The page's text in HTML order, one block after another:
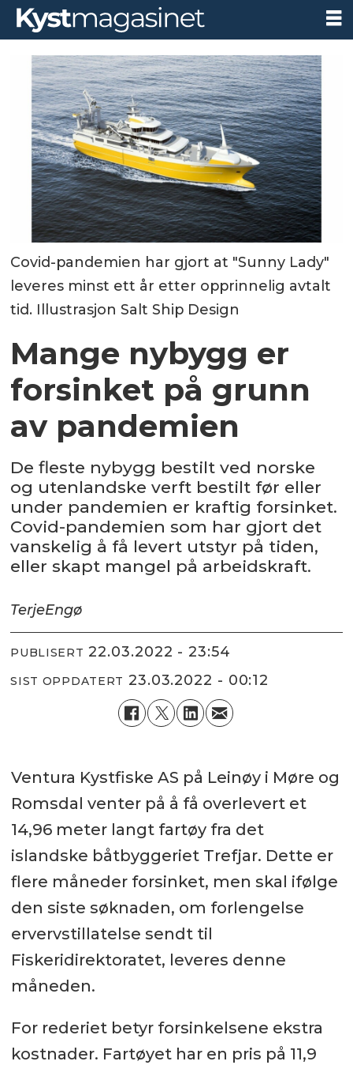
Covid-pandemien har gjort at "Sunny Lady"
leveres minst ett år etter opprinnelig avtalt
tid. Illustrasjon Salt Ship Design
Mange nybygg er
forsinket på grunn
av pandemien
De fleste nybygg bestilt ved norske
og utenlandske verft bestilt før eller
under pandemien er kraftig forsinket.
Covid-pandemien som har gjort det
vanskelig å få levert utstyr på tiden,
eller skapt mangel på arbeidskraft.
TerjeEngø
PUBLISERT 22.03.2022 - 23:54
SIST OPPDATERT 23.03.2022 - 00:12
Ventura Kystfiske AS på Leinøy i Møre og
Romsdal venter på å få overlevert et
14,96 meter langt fartøy fra det
islandske båtbyggeriet Trefjar. Dette er
flere måneder forsinket, men skal ifølge
den siste søknaden, om forlengelse
ervervstillatelse sendt til
Fiskeridirektoratet, leveres denne
måneden.
For rederiet betyr forsinkelsene ekstra
kostnader. Fartøyet har en pris på 11,9